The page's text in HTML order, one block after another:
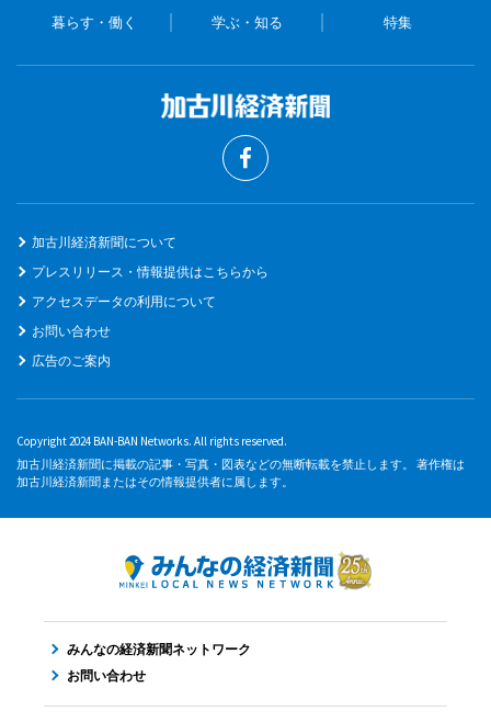
暮らす・働く 学ぶ・知る 特集
加古川経済新聞について
プレスリリース・情報提供はこちらから
アクセスデータの利用について
お問い合わせ
広告のご案内
Copyright 2024 BAN-BAN Networks. All rights reserved.
加古川経済新聞に掲載の記事・写真・図表などの無断転載を禁止します。 著作権は
加古川経済新聞またはその情報提供者に属します。
みんなの経済新聞ネットワーク
お問い合わせ